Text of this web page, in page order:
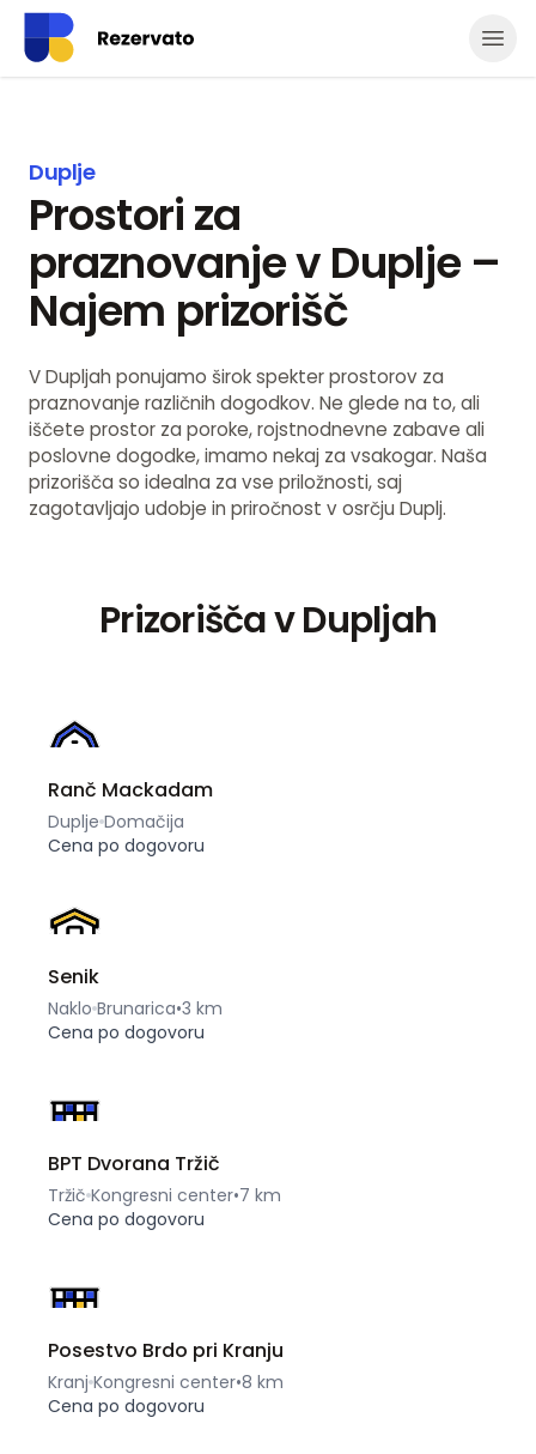
Duplje
Prostori za
praznovanje v Duplje –
Najem prizorišč
V Dupljah ponujamo širok spekter prostorov za
praznovanje različnih dogodkov. Ne glede na to, ali
iščete prostor za poroke, rojstnodnevne zabave ali
poslovne dogodke, imamo nekaj za vsakogar. Naša
prizorišča so idealna za vse priložnosti, saj
zagotavljajo udobje in priročnost v osrčju Duplj.
Prizorišča v Dupljah
Ranč Mackadam
Duplje Domačija
Cena po dogovoru
Senik
Naklo Brunarica•3 km
Cena po dogovoru
BPT Dvorana Tržič
Tržič Kongresni center•7 km
Cena po dogovoru
Posestvo Brdo pri Kranju
Kranj Kongresni center•8 km
Cena po dogovoru